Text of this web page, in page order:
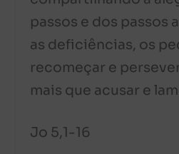
passos e dos passos
as deficiências, os
recomeçar e
mais que acusar e
Jo 5,1-16